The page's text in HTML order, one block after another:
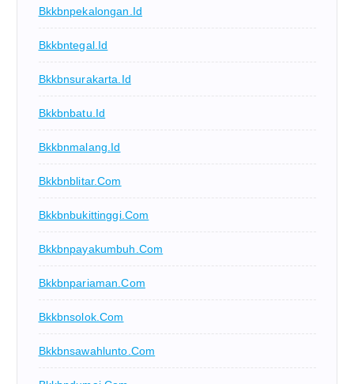
Bkkbnpekalongan.id
Bkkbntegal.id
Bkkbnsurakarta.id
Bkkbnbatu.id
Bkkbnmalang.id
Bkkbnblitar.com
Bkkbnbukittinggi.com
Bkkbnpayakumbuh.com
Bkkbnpariaman.com
Bkkbnsolok.com
Bkkbnsawahlunto.com